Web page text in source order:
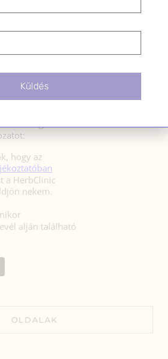
HÍRLEVÉL
hogy az
a HerbClinic
küldjön nekem.
alján található
OLDALAK
Küldés